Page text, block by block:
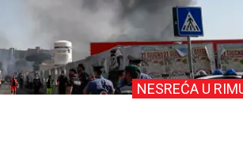
NESREĆA U